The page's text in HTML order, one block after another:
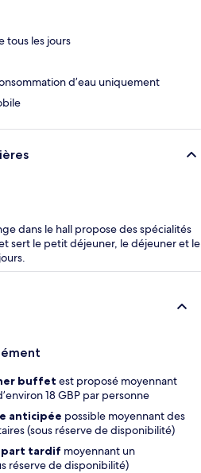
tous les jours
d’eau uniquement
dans le hall propose des spécialités
sert le petit déjeuner, le déjeuner et le
buffet est proposé moyennant
18 GBP par personne
anticipée possible moyennant des
(sous réserve de disponibilité)
tardif moyennant un
réserve de disponibilité)